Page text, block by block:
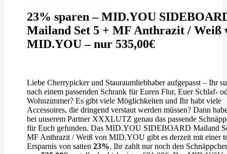
23% sparen – MID.YOU
Mailand Set 5 + MF Anthrazit / Weiß
MID.YOU – nur 535,00€
Liebe Cherrypicker und Stauraumliebhaber aufgepasst – Ihr
nach einem passenden Schrank für Euren Flur, Euer Schlaf-
Wohnzimmer? Es gibt viele Möglichkeiten und Ihr habt viele
Accessoires, die dringend verstaut werden müssen? Dann
bei unserem Partner XXXLUTZ genau das passende
für Euch gefunden. Das MID.YOU SIDEBOARD Mailand
MF Anthrazit / Weiß von MID.YOU gibt es derzeit mit einer
Ersparnis von satten 23%. Ihr zahlt nur noch den